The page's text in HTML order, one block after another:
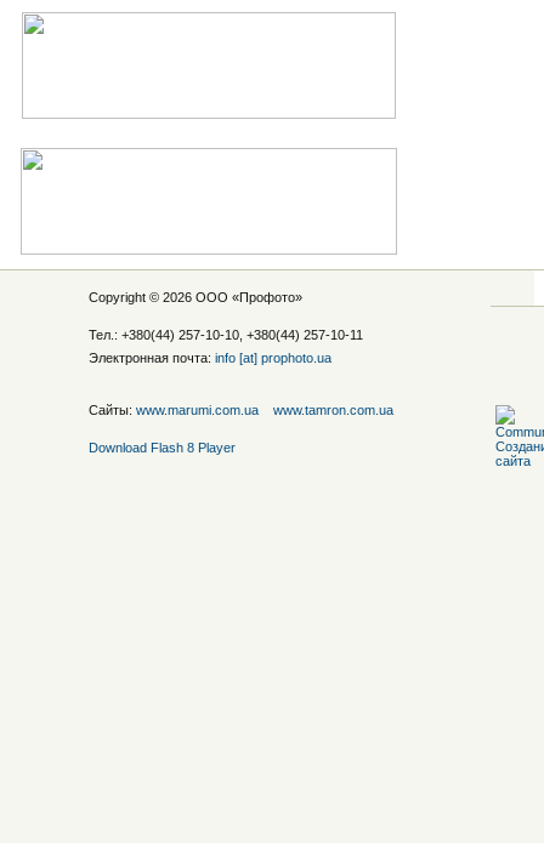
Copyright © 2026 ООО «Профото»
Тел.: +380(44) 257-10-10, +380(44) 257-10-11
Электронная почта: info [at] prophoto.ua
Сайты: www.marumi.com.ua www.tamron.com.ua
Download Flash 8 Player